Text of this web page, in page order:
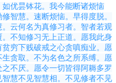
优昙钵花。我今能断诸烦恼
智慧。速断烦恼。早得度脱。
云何名为真修习者。智者若观
不知修习无上正道。愿我此身
穷下贱破戒之心贪嗔痴业。愿
贪取。不为名色之所系缚。愿
不厌。愿令一切皆得阿耨多罗
慧不见智慧相。不见修者不见